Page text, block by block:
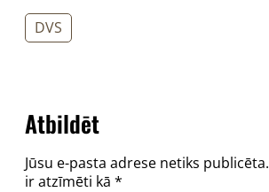
DVS
Atbildēt
Jūsu e-pasta adrese netiks publicēta.
ir atzīmēti kā *